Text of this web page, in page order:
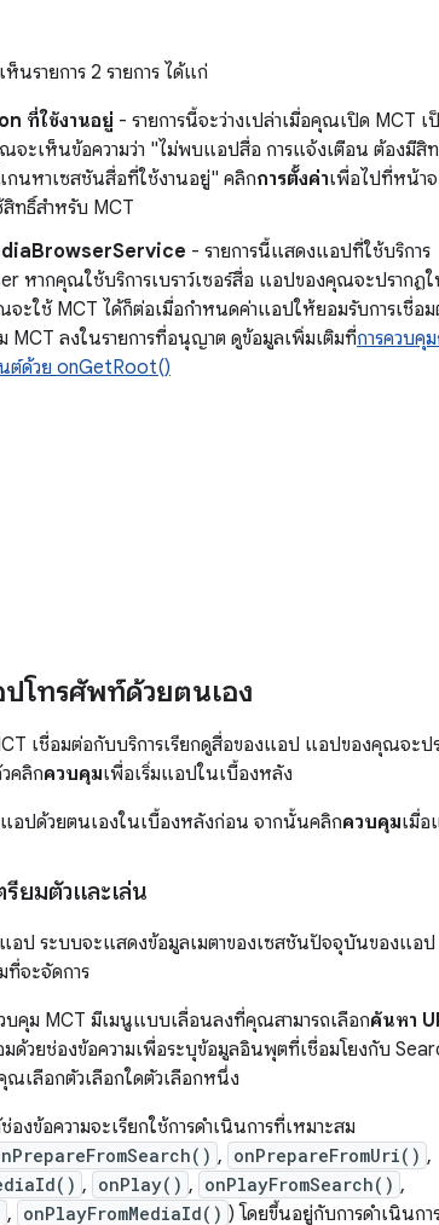
นรายการ 2 รายการ ได้แก่
ที่ใช้งานอยู่ - รายการนี้จะว่างเปล่าเมื่อคุณเปิด MCT เ
จะเห็นข้อความว่า "ไม่พบแอปสื่อ การแจ้งเตือน ต้องมีสิ
นหาเซสชันสื่อที่ใช้งานอยู่" คลิกการตั้งค่าเพื่อไปที่หน้า
ทธิ์สําหรับ MCT
- รายการนี้แสดงแอปที่ใช้บริการ
หากคุณใช้บริการเบราว์เซอร์สื่อ แอปของคุณจะปรากฏ
จะใช้ MCT ได้ก็ต่อเมื่อกําหนดค่าแอปให้ยอมรับการเชื่อ
MCT ลงในรายการที่อนุญาต ดูข้อมูลเพิ่มเติมที่การควบคุม
ต์ด้วย onGetRoot()
โทรศัพท์ด้วยตนเอง
เชื่อมต่อกับบริการเรียกดูสื่อของแอป แอปของคุณจะปรา
คลิกควบคุมเพื่อเริ่มแอปในเบื้องหลัง
อปด้วยตนเองในเบื้องหลังก่อน จากนั้นคลิกควบคุมเมื่อ
ยมตัวและเล่น
แอป ระบบจะแสดงข้อมูลเมตาของเซสชันปัจจุบันของแอ
ที่จะจัดการ
บคุม MCT มีเมนูแบบเลื่อนลงที่คุณสามารถเลือกค้นหา
ด้วยช่องข้อความเพื่อระบุข้อมูลอินพุตที่เชื่อมโยงกับ
เลือกตัวเลือกใดตัวเลือกหนึ่ง
องข้อความจะเรียกใช้การดำเนินการที่เหมาะสม
, onPrepareFromUri() ,
, onPlay() , onPlayFromSearch() ,
, onPlayFromMediaId() ) โดยขึ้นอยู่กับการดำเนินกา